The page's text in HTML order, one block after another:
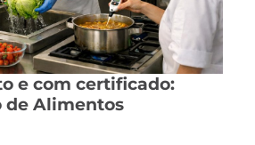
e com certificado:
de Alimentos